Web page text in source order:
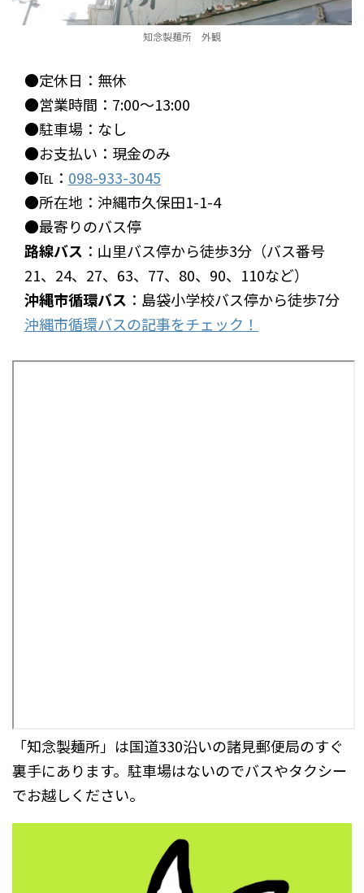
知念製麺所 外観
●定休日：無休
●営業時間：7:00～13:00
●駐車場：なし
●お支払い：現金のみ
●℡： 098-933-3045
●所在地：沖縄市久保田1-1-4
●最寄りのバス停
路線バス ：山里バス停から徒歩3分（バス番号
21、24、27、63、77、80、90、110など）
沖縄市循環バス ：島袋小学校バス停から徒歩7分
沖縄市循環バスの記事をチェック！
「知念製麺所」は国道330沿いの諸見郵便局のすぐ
裏手にあります。 駐車場はないのでバスやタクシー
でお越しください。